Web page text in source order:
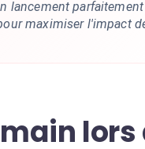
lancement parfaitement
maximiser l'impact